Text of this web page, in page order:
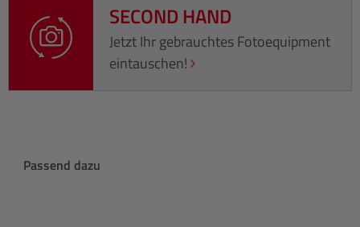
SECOND HAND
Jetzt Ihr gebrauchtes Fotoequipment
eintauschen!
Produktgalerie überspringen
Passend dazu